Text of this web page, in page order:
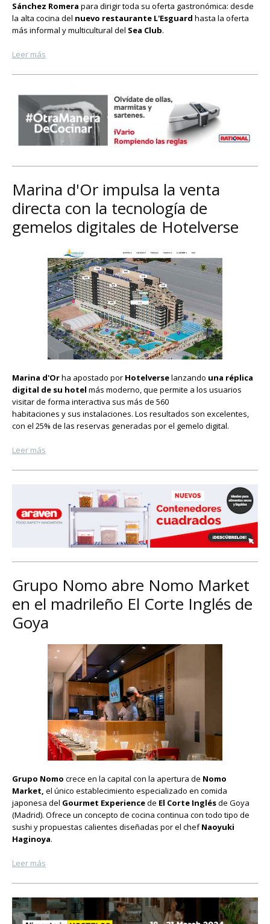
Sánchez Romera para dirigir toda su oferta gastronómica: desde
la alta cocina del nuevo restaurante L'Esguard hasta la oferta
más informal y multicultural del Sea Club.
Leer más
Marina d'Or impulsa la venta
directa con la tecnología de
gemelos digitales de Hotelverse
Marina d'Orha apostado por Hotelverselanzando una réplica
digital de su hotel más moderno, que permite a los usuarios
visitar de forma interactiva sus más de 560
habitaciones y sus instalaciones. Los resultados son excelentes,
con el 25% de las reservas generadas por el gemelo digital.
Leer más
Grupo Nomo abre Nomo Market
en el madrileño El Corte Inglés de
Goya
Grupo Nomo crece en la capital con la apertura de Nomo
Market, el único establecimiento especializado en comida
japonesa del Gourmet Experiencede El Corte Inglésde Goya
(Madrid). Ofrece un concepto de cocina continua con todo tipo de
sushi y propuestas calientes diseñadas por el chefNaoyuki
Haginoya.
Leer más